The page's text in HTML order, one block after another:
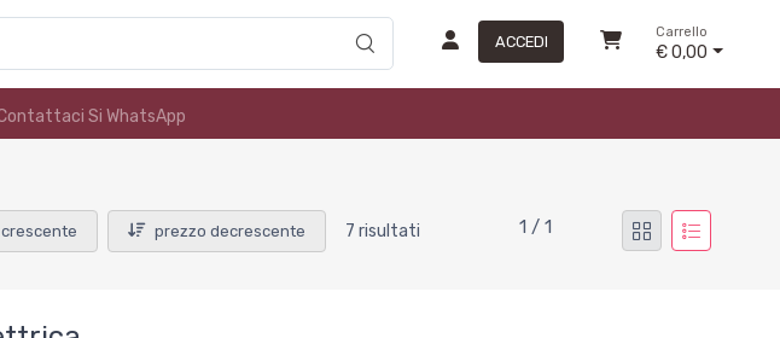
ACCEDI
Carrello
€ 0,00
Si WhatsApp
prezzo decrescente 7 risultati 1 / 1